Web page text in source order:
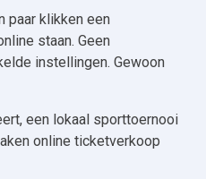
paar klikken een
staan. Geen
instellingen. Gewoon
een lokaal sporttoernooi
online ticketverkoop